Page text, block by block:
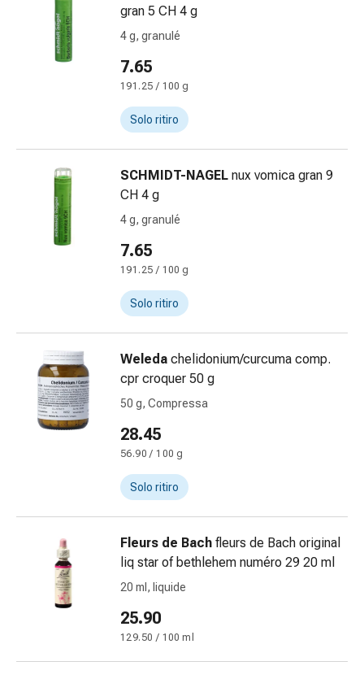
Eczema
verruche
Micosi
di
unghie
Trattamento
delle
cicatrici
secca
Pelle
impura
Vesciche
febbre
Sfogo
Acne
naturali
Terapia
Bach
gran 5 CH 4 g
4 g, granulé
7.65
191.25 / 100 g
Solo ritiro
SCHMIDT-NAGEL nux vomica gran 9
CH 4 g
4 g, granulé
7.65
191.25 / 100 g
Solo ritiro
Weleda chelidonium/curcuma comp.
cpr croquer 50 g
50 g, Compressa
28.45
56.90 / 100 g
Solo ritiro
Fleurs de Bach fleurs de Bach original
liq star of bethlehem numéro 29 20 ml
20 ml, liquide
25.90
129.50 / 100 ml